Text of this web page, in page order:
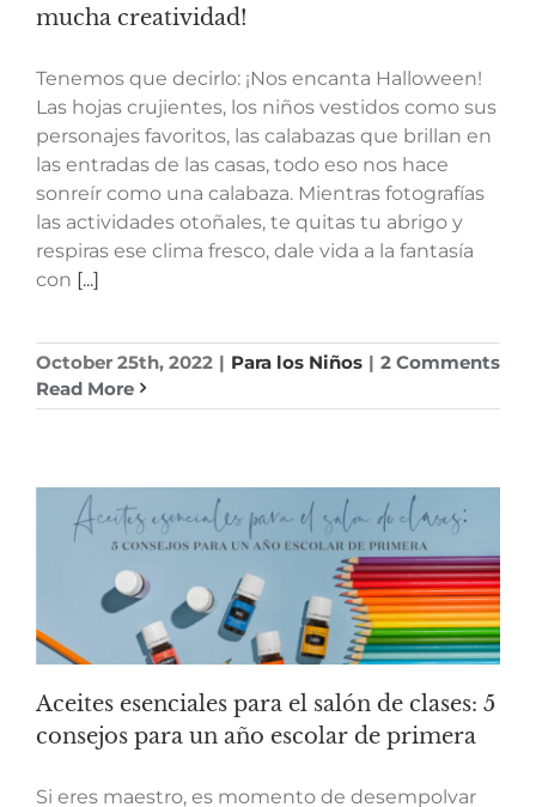
mucha creatividad!
Tenemos que decirlo: ¡Nos encanta Halloween!
Las hojas crujientes, los niños vestidos como sus
personajes favoritos, las calabazas que brillan en
las entradas de las casas, todo eso nos hace
sonreír como una calabaza. Mientras fotografías
las actividades otoñales, te quitas tu abrigo y
respiras ese clima fresco, dale vida a la fantasía
con [...]
October 25th, 2022 | Para los Niños | 2 Comments
Read More
Aceites esenciales para el salón de clases: 5
consejos para un año escolar de primera
Si eres maestro, es momento de desempolvar